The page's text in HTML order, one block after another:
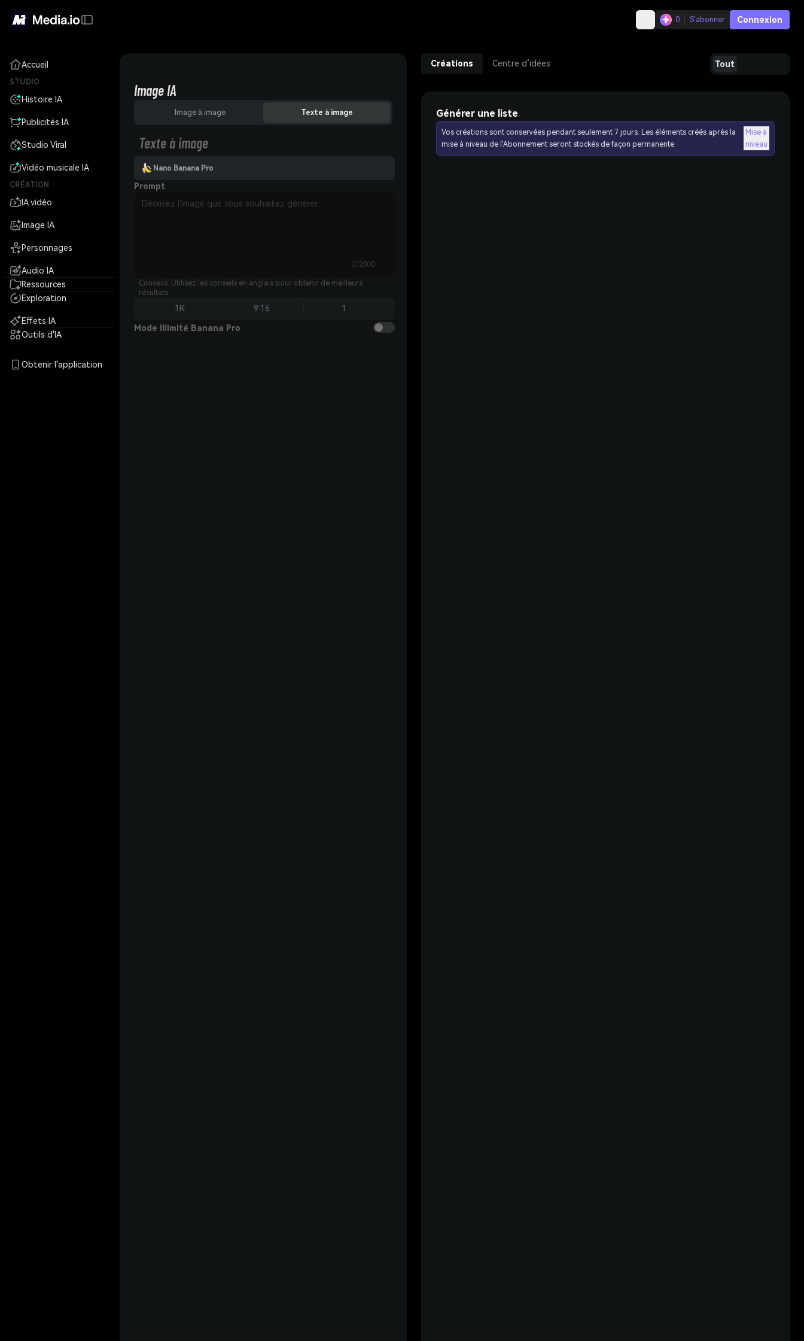
0 S'abonner Connexion
Accueil
STUDIO
Histoire IA
Publicités IA
Studio Viral
Vidéo musicale IA
CRÉATION
IA vidéo
Image IA
Personnages
Audio IA
Ressources
Exploration
Effets IA
Outils d'IA
Obtenir l'application
Image IA
Image à image Texte à image
Texte à image
Nano Banana Pro
Prompt
0/2000
Conseils: Utilisez les conseils en anglais pour obtenir de meilleurs
résultats.
1K 9:16 1
Mode Illimité Banana Pro
Créations Centre d’idées Tout
Générer une liste
Vos créations sont conservées pendant seulement 7 jours. Les éléments créés après la
mise à niveau de l'Abonnement seront stockés de façon permanente.
Mise à
niveau